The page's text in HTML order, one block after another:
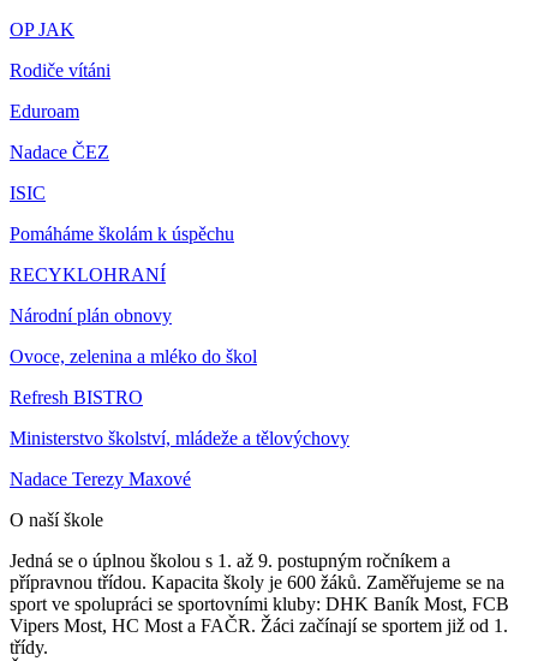
OP JAK
Rodiče vítáni
Eduroam
Nadace ČEZ
ISIC
Pomáháme školám k úspěchu
RECYKLOHRANÍ
Národní plán obnovy
Ovoce, zelenina a mléko do škol
Refresh BISTRO
Ministerstvo školství, mládeže a tělovýchovy
Nadace Terezy Maxové
O naší škole
Jedná se o úplnou školou s 1. až 9. postupným ročníkem a
přípravnou třídou. Kapacita školy je 600 žáků. Zaměřujeme se na
sport ve spolupráci se sportovními kluby: DHK Baník Most, FCB
Vipers Most, HC Most a FAČR. Žáci začínají se sportem již od 1.
třídy.